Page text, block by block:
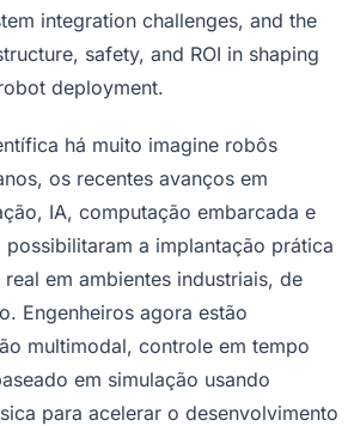
integration challenges, and the
safety, and ROI in shaping
deployment.
há muito imagine robôs
os recentes avanços em
IA, computação embarcada e
possibilitaram a implantação prática
em ambientes industriais, de
Engenheiros agora estão
multimodal, controle em tempo
em simulação usando
para acelerar o desenvolvimento